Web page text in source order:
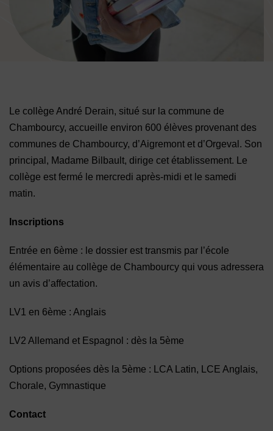
Le collège André Derain, situé sur la commune de
Chambourcy, accueille environ 600 élèves provenant des
communes de Chambourcy, d’Aigremont et d’Orgeval. Son
principal, Madame Bilbault, dirige cet établissement. Le
collège est fermé le mercredi après-midi et le samedi
matin.
Inscriptions
Entrée en 6ème : le dossier est transmis par l’école
élémentaire au collège de Chambourcy qui vous adressera
un avis d’affectation.
LV1 en 6ème : Anglais
LV2 Allemand et Espagnol : dès la 5ème
Options proposées dès la 5ème : LCA Latin, LCE Anglais,
Chorale, Gymnastique
Contact